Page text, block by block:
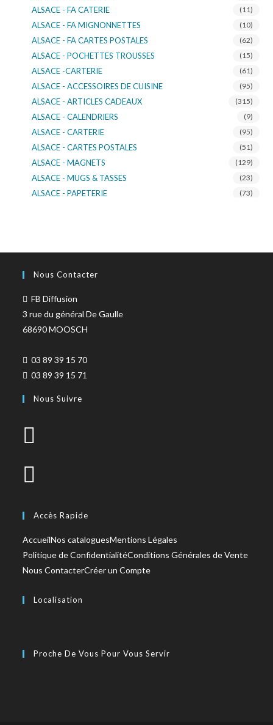
ALSACE - FA CATERIE (11)
ALSACE - FA MIGNONNETTES (10)
ALSACE - FA CARTES POSTALES (62)
ALSACE - POCHETTES TROUSSES (15)
ALSACE -CARTERIE (61)
ALSACE - ACCESSOIRES DE CUISINE (95)
ALSACE - ARTICLES CADEAUX (315)
ALSACE - CALENDRIERS (9)
ALSACE - CARTERIE (95)
ALSACE - CARTES POSTALES (51)
ALSACE - MAGNETS (129)
ALSACE - MUGS & TASSES (23)
ALSACE - PAPETERIE (73)
Nous Contacter
FB Diffusion
3 rue du général De Gaulle
68690 MOOSCH
03 89 39 15 70
03 89 39 15 71
Nous Suivre
Accès Rapide
AccueilNos cataloguesMentions Légales
Politique de ConfidentialitéConditions Générales de Vente
Nous ContacterCréer un Compte
Localisation
Proche De Vous Pour Vous Servir